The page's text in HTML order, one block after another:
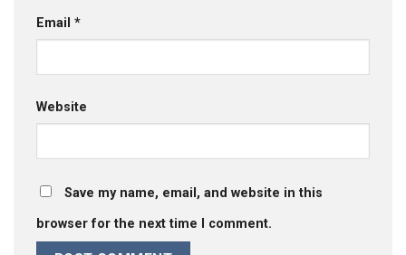
Email *
Website
Save my name, email, and website in this
browser for the next time I comment.